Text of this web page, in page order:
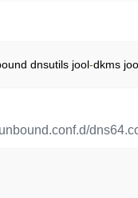
dnsutils jool-dkms